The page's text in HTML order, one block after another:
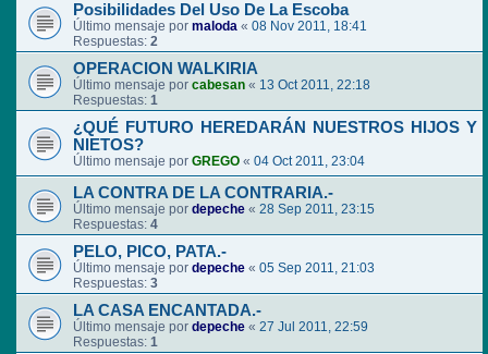
Posibilidades Del Uso De La Escoba
Último mensaje por maloda « 08 Nov 2011, 18:41
Respuestas: 2
OPERACION WALKIRIA
Último mensaje por cabesan « 13 Oct 2011, 22:18
Respuestas: 1
¿QUÉ FUTURO HEREDARÁN NUESTROS HIJOS Y
NIETOS?
Último mensaje por GREGO « 04 Oct 2011, 23:04
LA CONTRA DE LA CONTRARIA.-
Último mensaje por depeche « 28 Sep 2011, 23:15
Respuestas: 4
PELO, PICO, PATA.-
Último mensaje por depeche « 05 Sep 2011, 21:03
Respuestas: 3
LA CASA ENCANTADA.-
Último mensaje por depeche « 27 Jul 2011, 22:59
Respuestas: 1